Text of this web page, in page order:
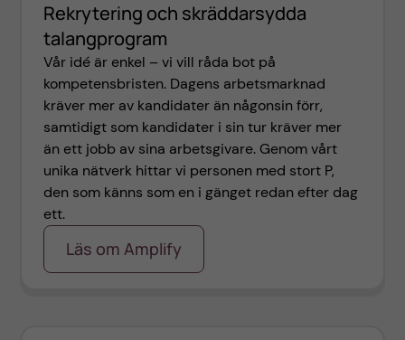
Rekrytering och skräddarsydda
talangprogram
Vår idé är enkel – vi vill råda bot på
kompetensbristen. Dagens arbetsmarknad
kräver mer av kandidater än någonsin förr,
samtidigt som kandidater i sin tur kräver mer
än ett jobb av sina arbetsgivare. Genom vårt
unika nätverk hittar vi personen med stort P,
den som känns som en i gänget redan efter dag
ett.
Läs om Amplify